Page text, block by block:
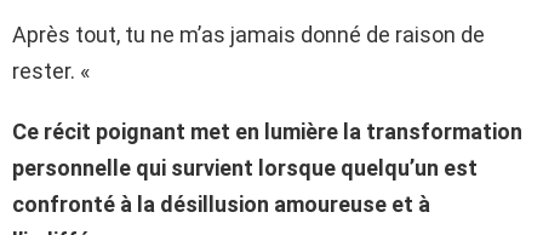
Après tout, tu ne m’as jamais donné de raison de
rester. «
Ce récit poignant met en lumière la transformation
personnelle qui survient lorsque quelqu’un est
confronté à la désillusion amoureuse et à